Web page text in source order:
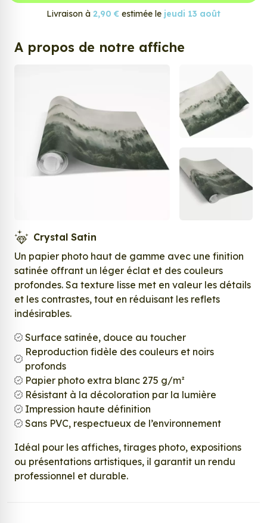
Livraison à 2,90 € estimée le jeudi 13 août
A propos de notre affiche
Crystal Satin
Un papier photo haut de gamme avec une finition
satinée offrant un léger éclat et des couleurs
profondes. Sa texture lisse met en valeur les détails
et les contrastes, tout en réduisant les reflets
indésirables.
Surface satinée, douce au toucher
Reproduction fidèle des couleurs et noirs
profonds
Papier photo extra blanc 275 g/m²
Résistant à la décoloration par la lumière
Impression haute définition
Sans PVC, respectueux de l’environnement
Idéal pour les affiches, tirages photo, expositions
ou présentations artistiques, il garantit un rendu
professionnel et durable.